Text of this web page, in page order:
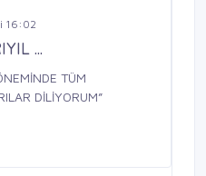
16:02
...
TÜM
DİLİYORUM”